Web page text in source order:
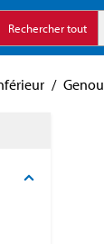
Rechercher tout
/ Genou